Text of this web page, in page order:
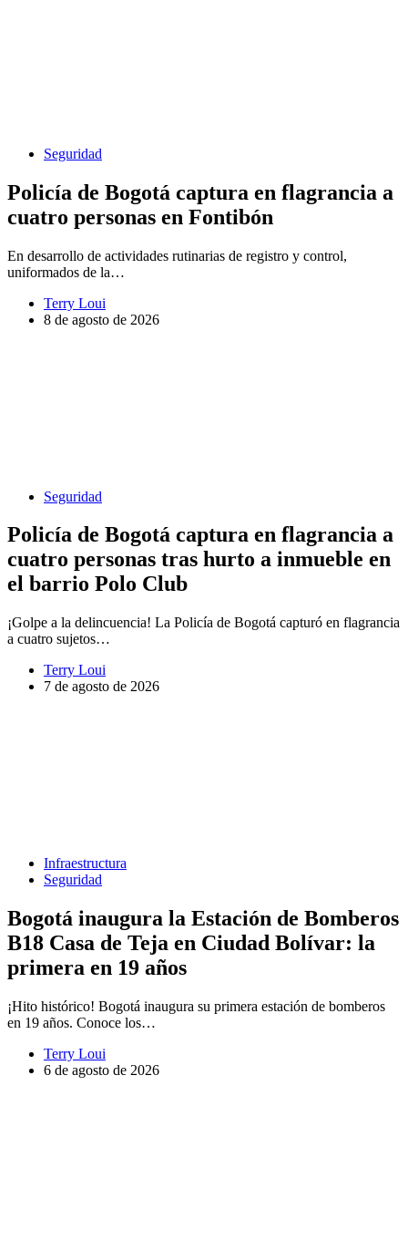
Seguridad
Policía de Bogotá captura en flagrancia a
cuatro personas en Fontibón
En desarrollo de actividades rutinarias de registro y control,
uniformados de la…
Terry Loui
8 de agosto de 2026
Seguridad
Policía de Bogotá captura en flagrancia a
cuatro personas tras hurto a inmueble en
el barrio Polo Club
¡Golpe a la delincuencia! La Policía de Bogotá capturó en flagrancia
a cuatro sujetos…
Terry Loui
7 de agosto de 2026
Infraestructura
Seguridad
Bogotá inaugura la Estación de Bomberos
B18 Casa de Teja en Ciudad Bolívar: la
primera en 19 años
¡Hito histórico! Bogotá inaugura su primera estación de bomberos
en 19 años. Conoce los…
Terry Loui
6 de agosto de 2026